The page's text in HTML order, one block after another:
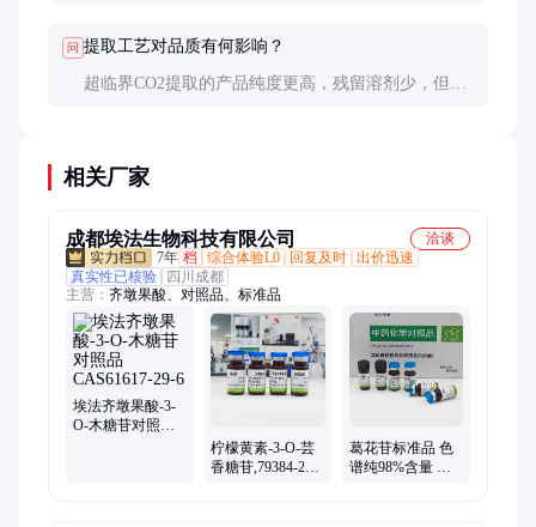
问 提取工艺对品质有何影响？
超临界CO2提取的产品纯度更高，残留溶剂少，但成
相关厂家
成都埃法生物科技有限公司
洽谈
7年 档 综合体验L0 回复及时 出价迅速
真实性已核验
四川成都
主营： 齐墩果酸、对照品、标准品
埃法齐墩果酸-3-
O-木糖苷对照品
柠檬黄素-3-O-芸
香糖苷,79384-27-3
葛花苷标准品 色
谱纯98%含量 质